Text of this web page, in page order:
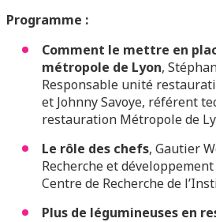
Programme :
Comment le mettre en
métropole de Lyon,
Responsable unité
et Johnny Savoye, référent
restauration Métropole de
Le rôle des chefs, Gautier
Recherche et
Centre de Recherche de
Plus de légumineuses en